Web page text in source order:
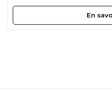
J’accompagne les
et particuliers à simplifier
administratives, sécuriser
En